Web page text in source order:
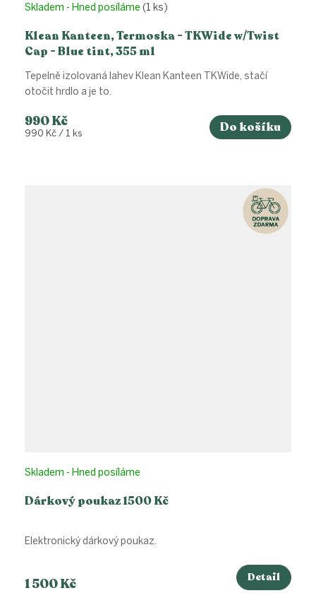
Klean Kanteen, Termoska - TKWide w/Twist
Cap - Blue tint, 355 ml
Skladem - Hned posíláme (1 ks)
990 Kč
Měrná
990 Kč / 1 ks Do košíku
Tepelně izolovaná lahev Klean Kanteen TKWide, stačí
otočit hrdlo a je to.
Dárkový poukaz 1500 Kč
Skladem - Hned posíláme
1 500 Kč Detail
Elektronický dárkový poukaz.